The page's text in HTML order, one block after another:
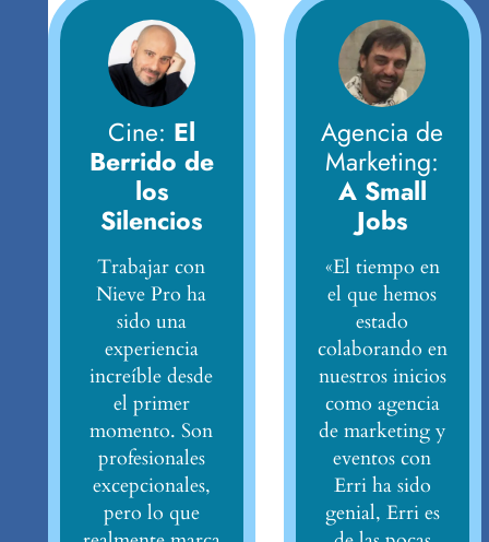
Cine: El
Berrido de
los
Silencios
Trabajar con
Nieve Pro ha
sido una
experiencia
increíble desde
el primer
momento. Son
profesionales
excepcionales,
pero lo que
Agencia de
Marketing:
A Small
Jobs
«El tiempo en
el que hemos
estado
colaborando en
nuestros inicios
como agencia
de marketing y
eventos con
Erri ha sido
genial, Erri es